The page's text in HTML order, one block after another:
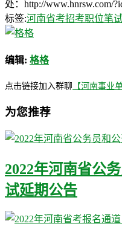
处：http://www.hnrsw.com/
标签:河南省考招考职位笔
编辑: 格格
点击链接加入群聊 【河南事业
为您推荐
2022年河南省公
试延期公告